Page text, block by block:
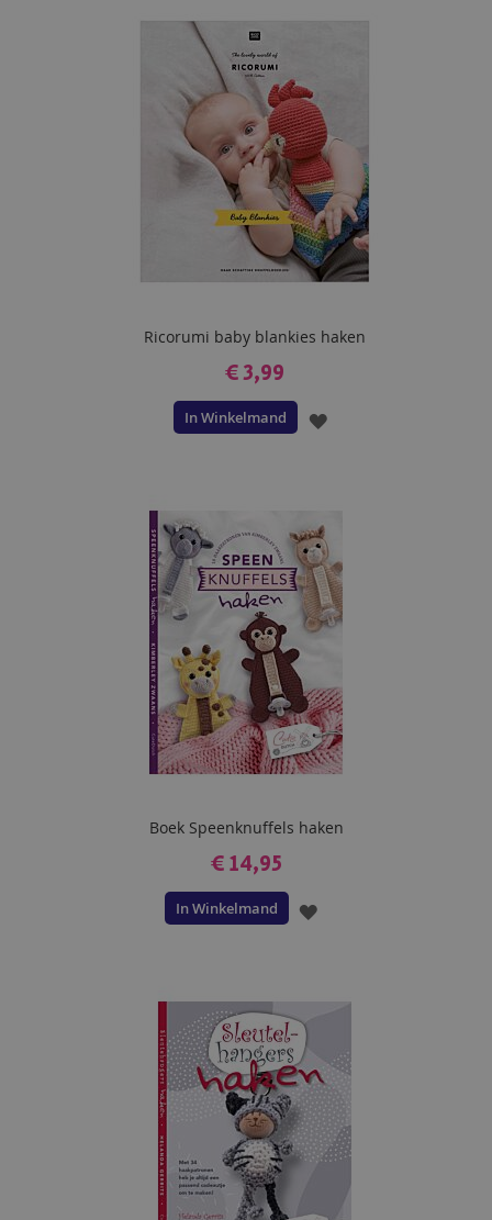
Ricorumi baby blankies haken
€ 3,99
In Winkelmand
VOEG
Boek Speenknuffels haken
€ 14,95
In Winkelmand
VOEG